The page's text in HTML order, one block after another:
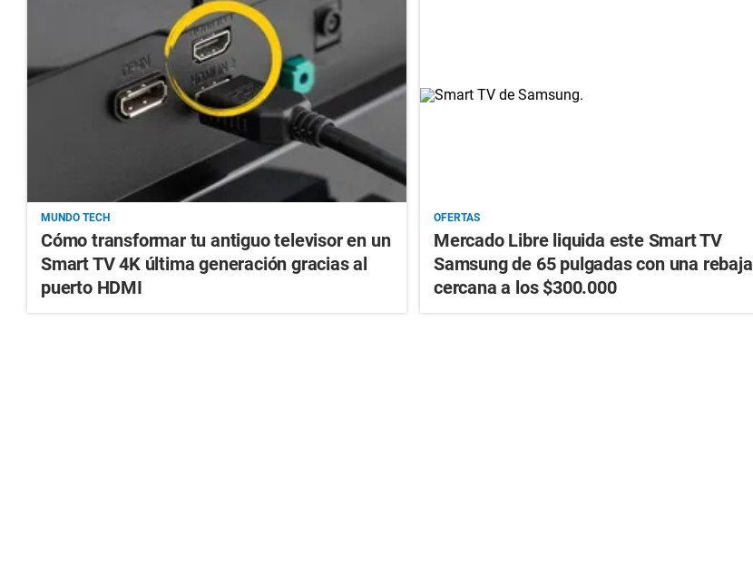
MUNDO TECH
Cómo transformar tu antiguo televisor en un
Smart TV 4K última generación gracias al
puerto HDMI
OFERTAS
Mercado Libre liquida este Smart TV
Samsung de 65 pulgadas con una rebaja
cercana a los $300.000